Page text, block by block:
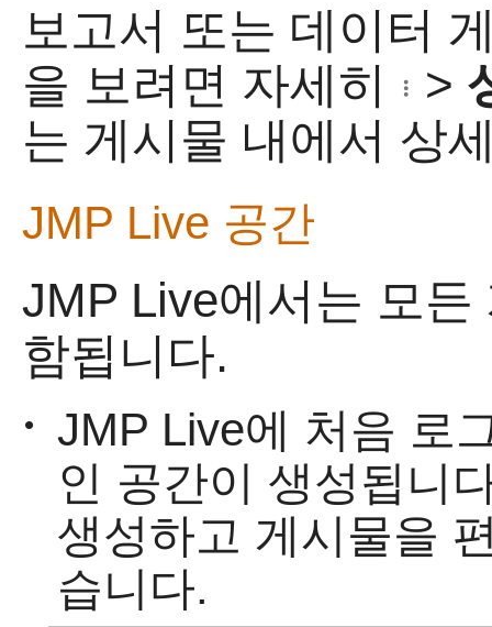
보고서 또는 데이터
을 보려면 자세히
>
는 게시물 내에서 상
JMP Live 공간
JMP Live에서는 모든
함됩니다.
• JMP Live에 처음 로
인 공간이 생성됩니
생성하고 게시물을
습니다.